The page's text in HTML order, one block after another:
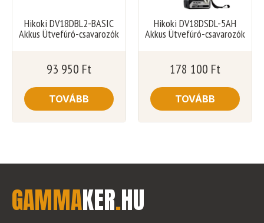
Hikoki DV18DBL2-BASIC
Akkus Ütvefúró-csavarozók
93 950 Ft
TOVÁBB
Hikoki DV18DSDL-5AH
Akkus Ütvefúró-csavarozók
178 100 Ft
TOVÁBB
GAMMAKER.HU